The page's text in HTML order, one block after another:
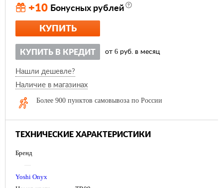
+10 Бонусных рублей
КУПИТЬ
КУПИТЬ В КРЕДИТ от 6 руб. в месяц
Нашли дешевле?
Наличие в магазинах
Более 900 пунктов самовывоза по России
ТЕХНИЧЕСКИЕ ХАРАКТЕРИСТИКИ
Бренд
—
Yoshi Onyx